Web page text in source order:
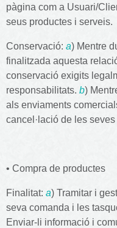
pàgina com a Usuari/
seus productes i serveis.
Conservació: a) Mentre
finalitzada aquesta
conservació exigits
responsabilitats. b)
als enviaments
cancel·lació de les
• Compra de productes
Finalitat: a) Tramitar i
seva comanda i les
Enviar-li informació i